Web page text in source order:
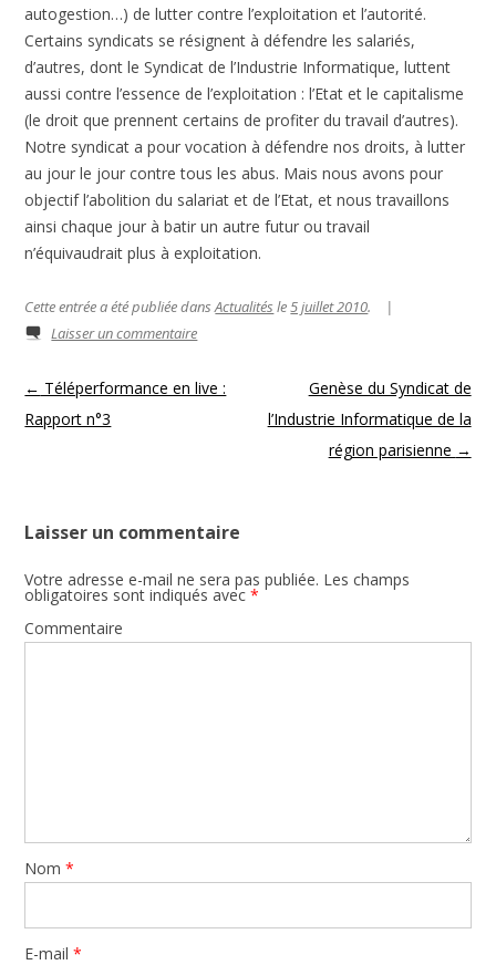
autogestion…) de lutter contre l’exploitation et l’autorité.
Certains syndicats se résignent à défendre les salariés,
d’autres, dont le Syndicat de l’Industrie Informatique, luttent
aussi contre l’essence de l’exploitation : l’Etat et le capitalisme
(le droit que prennent certains de profiter du travail d’autres).
Notre syndicat a pour vocation à défendre nos droits, à lutter
au jour le jour contre tous les abus. Mais nous avons pour
objectif l’abolition du salariat et de l’Etat, et nous travaillons
ainsi chaque jour à batir un autre futur ou travail
n’équivaudrait plus à exploitation.
Cette entrée a été publiée dansActualités le5 juillet 2010.
|
Laisser un commentaire
Navigation des articles
← Téléperformance en live :
Rapport n°3
Genèse du Syndicat de
l’Industrie Informatique de la
région parisienne →
Laisser un commentaire
Votre adresse e-mail ne sera pas publiée. Les champs
obligatoires sont indiqués avec*
Commentaire
Nom*
E-mail*